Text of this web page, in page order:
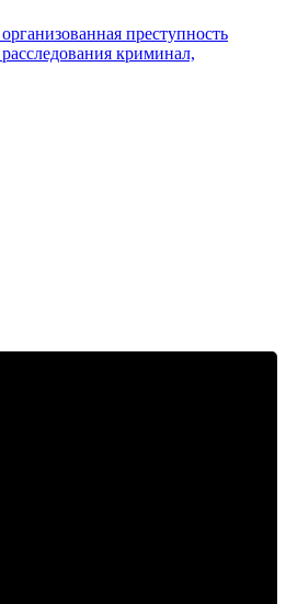
организованная преступность
расследования криминал,